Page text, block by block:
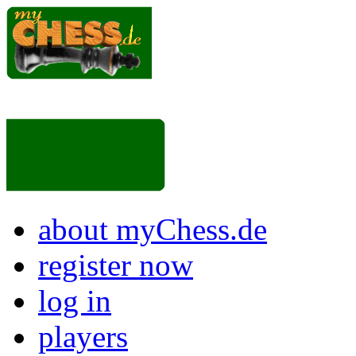
about myChess.de
register now
log in
players